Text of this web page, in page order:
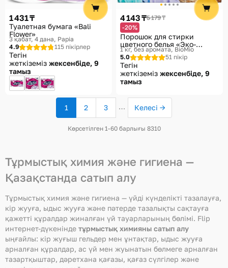
1 431 ₸
Туалетная бумага «Bali
Flower»
3 қабат, 4 дана Papia
4.9
115 пікірлер
Тегін
жеткіземіз жексенбіде, 9
тамыз
4 143 ₸5 179 ₸
-20%
Порошок для стирки
цветного белья «Эко-
Концентрат»
1 кг, без аромата BioMio
5.0
51 пікір
Тегін
жеткіземіз жексенбіде, 9
тамыз
1(ағымдағы
2 3 … Келесі →
Көрсетілген 1-60 барлығы 8310
Тұрмыстық химия және гигиена —
Қазақстанда сатып алу
Тұрмыстық химия және гигиена — үйді күнделікті тазалауға,
кір жууға, ыдыс жууға және пәтерде тазалықты сақтауға
қажетті құралдар жиналған үй тауарларының бөлімі. Flip
интернет-дүкенінде тұрмыстық химияны сатып алу
ыңғайлы: кір жуғыш гельдер мен ұнтақтар, ыдыс жууға
арналған құралдар, ас үй мен жуынатын бөлмеге арналған
тазартқыштар, дәретхана қағазы, қағаз сүлгілер және